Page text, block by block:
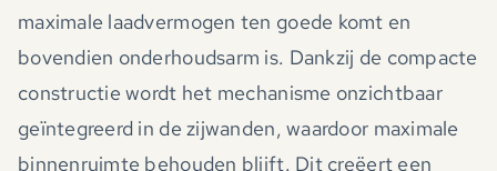
maximale laadvermogen ten goede komt en
bovendien onderhoudsarm is. Dankzij de compacte
constructie wordt het mechanisme onzichtbaar
geïntegreerd in de zijwanden, waardoor maximale
binnenruimte behouden blijft. Dit creëert een